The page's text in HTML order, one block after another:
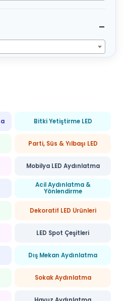
Bitki Yetiştirme LED
Parti, Süs & Yılbaşı LED
Mobilya LED Aydınlatma
Acil Aydınlatma &
Yönlendirme
Dekoratif LED Ürünleri
LED Spot Çeşitleri
Dış Mekan Aydınlatma
Sokak Aydınlatma